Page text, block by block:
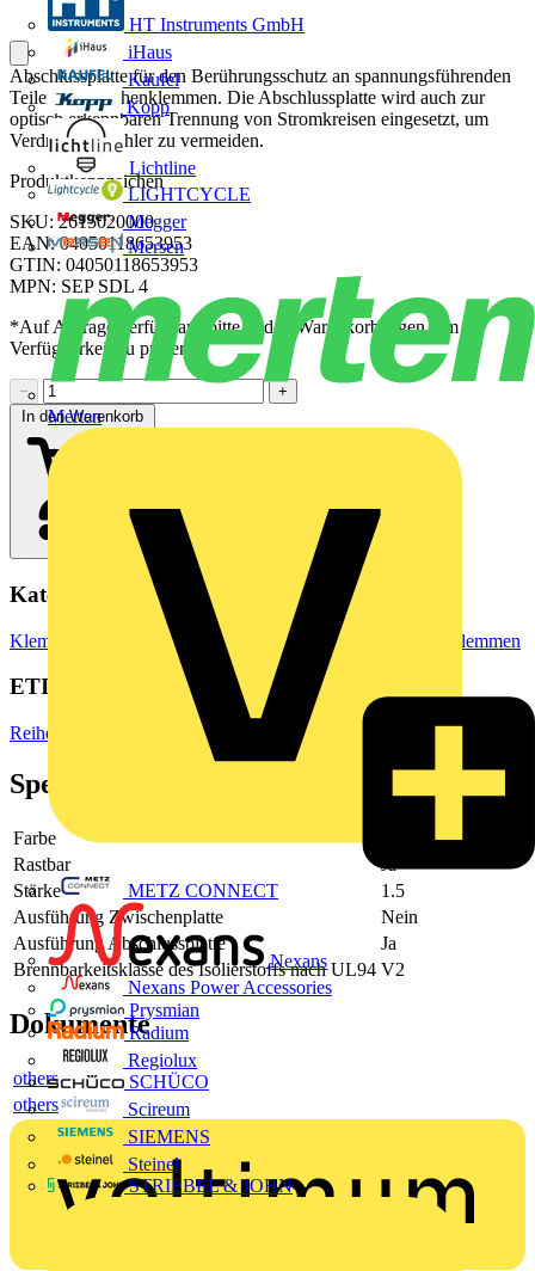
HT Instruments GmbH
iHaus
Kaufel
Kopp
Lichtline
LIGHTCYCLE
Megger
Mersen
Merten
METZ CONNECT
Nexans
Nexans Power Accessories
Prysmian
Radium
Regiolux
SCHÜCO
Scireum
SIEMENS
Steinel
STRIEBEL & JOHN
Abschlussplatte für den Berührungsschutz an spannungsführenden
Teilen von Reihenklemmen. Die Abschlussplatte wird auch zur
optisch erkennbaren Trennung von Stromkreisen eingesetzt, um
Verdrahtungsfehler zu vermeiden.
Produktkennzeichen
SKU: 2615020000
EAN: 04050118653953
GTIN: 04050118653953
MPN: SEP SDL 4
*Auf Anfrage verfügbar - bitte in den Warenkorb legen, um
Verfügbarkeit zu prüfen
−
+
In den Warenkorb
Kategorien
Klemmen, Steckverbinder & Verbindungselemente Reihenklemmen
ETIM Group
Reihenklemmen
Spezifikationen
Farbe
Rastbar
Ja
Stärke
1.5
Ausführung Zwischenplatte
Nein
Ausführung Abschlussplatte
Ja
Brennbarkeitsklasse des Isolierstoffs nach UL94 V2
Dokumente
others
others